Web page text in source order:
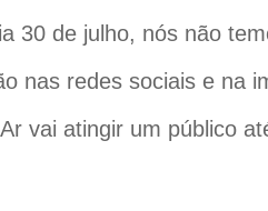
30 de julho, nós não
nas redes sociais e na
vai atingir um público